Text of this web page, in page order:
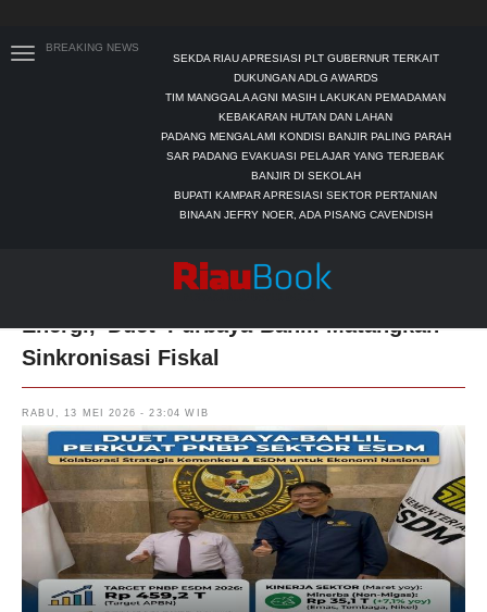
BREAKING NEWS
SEKDA RIAU APRESIASI PLT GUBERNUR TERKAIT
DUKUNGAN ADLG AWARDS
TIM MANGGALA AGNI MASIH LAKUKAN PEMADAMAN
KEBAKARAN HUTAN DAN LAHAN
PADANG MENGALAMI KONDISI BANJIR PALING PARAH
SAR PADANG EVAKUASI PELAJAR YANG TERJEBAK
BANJIR DI SEKOLAH
BUPATI KAMPAR APRESIASI SEKTOR PERTANIAN
BINAAN JEFRY NOER, ADA PISANG CAVENDISH
Perkuat Cuan Negara & Swasembada
Energi, 'Duet' Purbaya-Bahlil Matangkan
Sinkronisasi Fiskal
RABU, 13 MEI 2026 - 23:04 WIB